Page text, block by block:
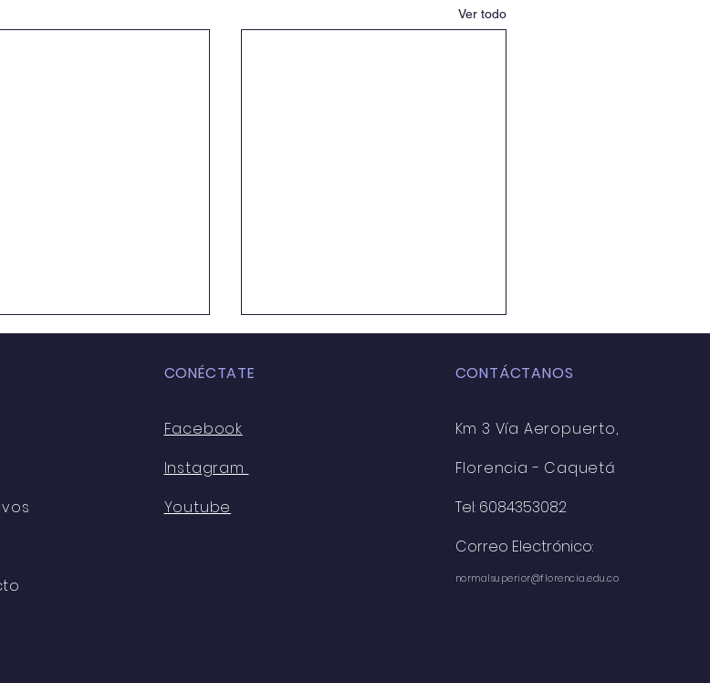
Ver todo
CONÉCTATE
Facebook
Instagram
Youtube
CONTÁCTANOS
Km 3 Vía Aeropuerto,
Florencia - Caquetá
Tel: 6084353082
Correo Electrónico:
normalsuperior@florencia.edu.co